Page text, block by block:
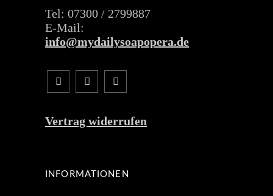
Tel: 07300 / 2799887
E-Mail:
info@mydailysoapopera.de
Vertrag widerrufen
INFORMATIONEN